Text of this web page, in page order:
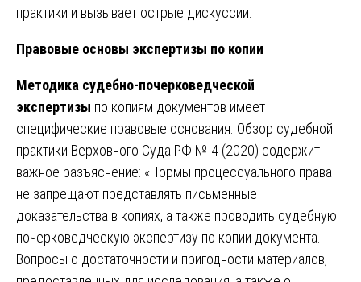
практики и вызывает острые дискуссии.
Правовые основы экспертизы по копии
Методика судебно-почерковедческой
экспертизы по копиям документов имеет
специфические правовые основания. Обзор судебной
практики Верховного Суда РФ № 4 (2020) содержит
важное разъяснение: «Нормы процессуального права
не запрещают представлять письменные
доказательства в копиях, а также проводить судебную
почерковедческую экспертизу по копии документа.
Вопросы о достаточности и пригодности материалов,